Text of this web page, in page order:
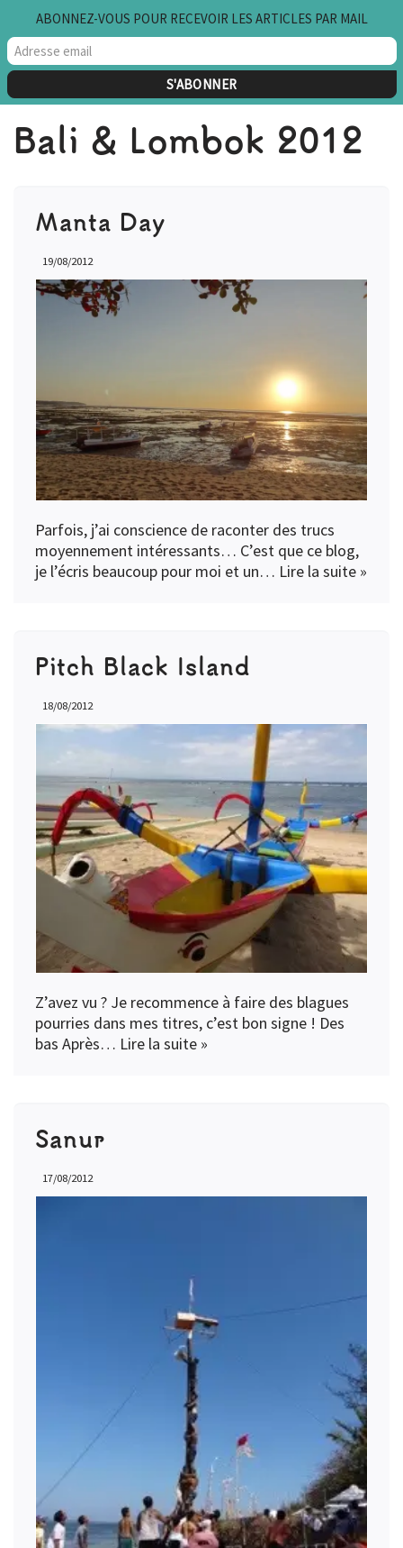
Aller
au
Bali & Lombok 2012
Manta Day
19/08/2012
Parfois, j’ai conscience de raconter des trucs
moyennement intéressants… C’est que ce blog,
je l’écris beaucoup pour moi et un… Lire la suite »
Pitch Black Island
18/08/2012
Z’avez vu ? Je recommence à faire des blagues
pourries dans mes titres, c’est bon signe ! Des
bas Après… Lire la suite »
Sanur
17/08/2012
ABONNEZ-VOUS POUR RECEVOIR LES ARTICLES PAR MAIL